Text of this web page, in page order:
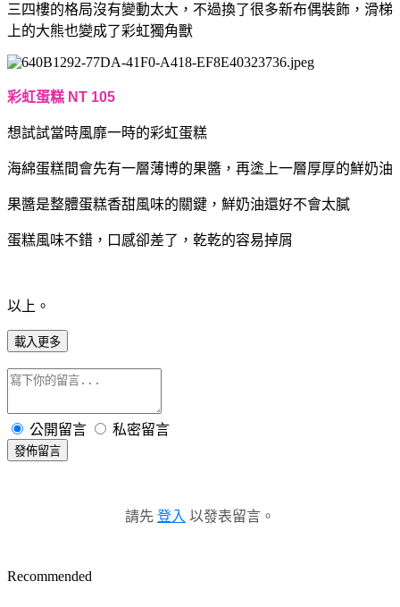
三四樓的格局沒有變動太大，不過換了很多新布偶裝飾， 滑梯
上的大熊也變成了彩虹獨角獸
彩虹蛋糕 NT 105
想試試當時風靡一時的彩虹蛋糕
海綿蛋糕間會先有一層薄博的果醬，再塗上一層厚厚的鮮奶油
果醬是整體蛋糕香甜風味的關鍵，鮮奶油還好不會太膩
蛋糕風味不錯，口感卻差了， 乾乾的容易掉屑
以上。
載入更多
公開留言 私密留言
發佈留言
請先 登入 以發表留言。
Recommended